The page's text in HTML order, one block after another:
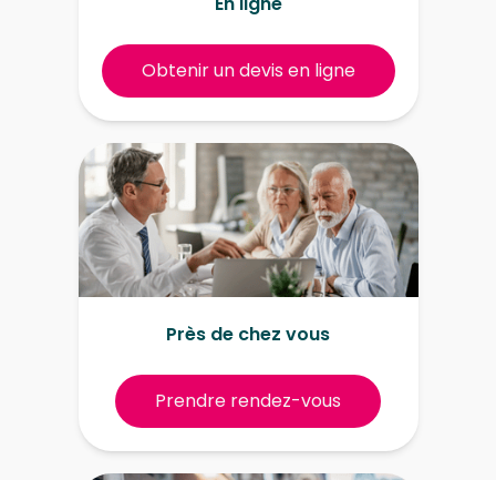
Obtenir un devis en ligne
Près de chez vous
Prendre rendez-vous